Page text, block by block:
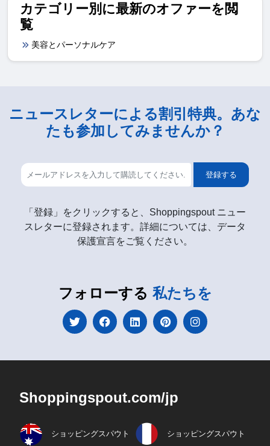
カテゴリー別に最新のオファーを閲
覧
美容とパーソナルケア
ニュースレターによる割引特典。あな
たも参加してみませんか？
登録する
「登録」をクリックすると、Shoppingspout ニュー
スレターに登録されます。詳細については、データ
保護宣言をご覧ください。
フォローする 私たちを
Shoppingspout.com/jp
ショッピングスパウト ショッピングスパウト